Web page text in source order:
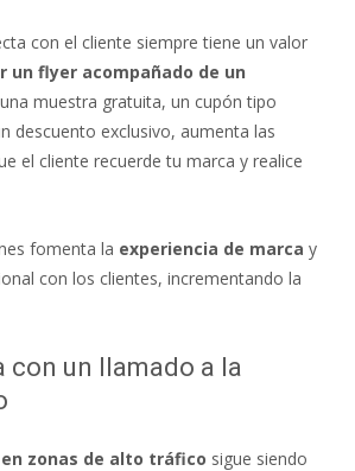
con el cliente siempre tiene un valor
un flyer acompañado de un
muestra gratuita, un cupón tipo
descuento exclusivo, aumenta las
el cliente recuerde tu marca y realice
fomenta la experiencia de marca y
con los clientes, incrementando la
con un llamado a la
zonas de alto tráfico sigue siendo